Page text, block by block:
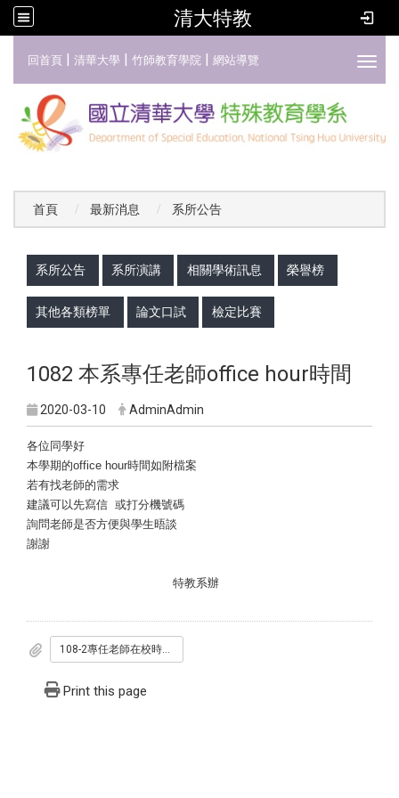
清大特教
回首頁 | 清華大學 | 竹師教育學院 | 網站導覽
首頁 最新消息 系所公告
系所公告 系所演講 相關學術訊息 榮譽榜
其他各類榜單 論文口試 檢定比賽
1082 本系專任老師office hour時間
2020-03-10 AdminAdmin
各位同學好
本學期的office hour時間如附檔案
若有找老師的需求
建議可以先寫信 或打分機號碼
詢問老師是否方便與學生晤談
謝謝
特教系辦
108-2專任老師在校時間分配.pdf
Print this page